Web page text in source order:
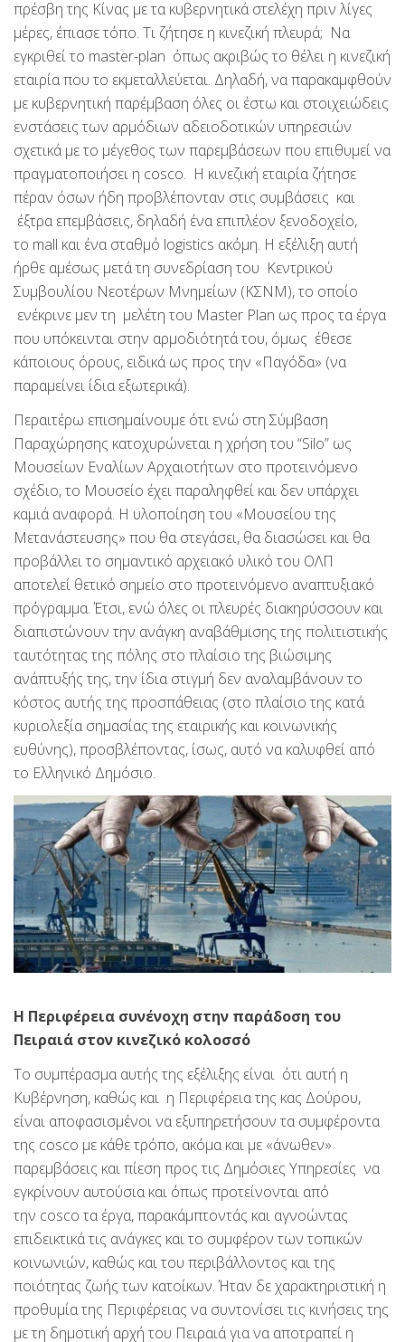
πρέσβη της Κίνας με τα κυβερνητικά στελέχη πριν λίγες
μέρες, έπιασε τόπο. Τι ζήτησε η κινεζική πλευρά; Να
εγκριθεί το master-plan όπως ακριβώς το θέλει η κινεζική
εταιρία που το εκμεταλλεύεται. Δηλαδή, να παρακαμφθούν
με κυβερνητική παρέμβαση όλες οι έστω και στοιχειώδεις
ενστάσεις των αρμόδιων αδειοδοτικών υπηρεσιών
σχετικά με το μέγεθος των παρεμβάσεων που επιθυμεί να
πραγματοποιήσει η cosco. Η κινεζική εταιρία ζήτησε
πέραν όσων ήδη προβλέπονταν στις συμβάσεις και
έξτρα επεμβάσεις, δηλαδή ένα επιπλέον ξενοδοχείο,
το mall και ένα σταθμό logistics ακόμη. Η εξέλιξη αυτή
ήρθε αμέσως μετά τη συνεδρίαση του Κεντρικού
Συμβουλίου Νεοτέρων Μνημείων (ΚΣΝΜ), το οποίο
ενέκρινε μεν τη μελέτη του Master Plan ως προς τα έργα
που υπόκεινται στην αρμοδιότητά του, όμως έθεσε
κάποιους όρους, ειδικά ως προς την «Παγόδα» (να
παραμείνει ίδια εξωτερικά).
Περαιτέρω επισημαίνουμε ότι ενώ στη Σύμβαση
Παραχώρησης κατοχυρώνεται η χρήση του “Silo” ως
Μουσείων Εναλίων Αρχαιοτήτων στο προτεινόμενο
σχέδιο, το Μουσείο έχει παραληφθεί και δεν υπάρχει
καμιά αναφορά. Η υλοποίηση του «Μουσείου της
Μετανάστευσης» που θα στεγάσει, θα διασώσει και θα
προβάλλει το σημαντικό αρχειακό υλικό του ΟΛΠ
αποτελεί θετικό σημείο στο προτεινόμενο αναπτυξιακό
πρόγραμμα. Έτσι, ενώ όλες οι πλευρές διακηρύσσουν και
διαπιστώνουν την ανάγκη αναβάθμισης της πολιτιστικής
ταυτότητας της πόλης στο πλαίσιο της βιώσιμης
ανάπτυξής της, την ίδια στιγμή δεν αναλαμβάνουν το
κόστος αυτής της προσπάθειας (στο πλαίσιο της κατά
κυριολεξία σημασίας της εταιρικής και κοινωνικής
ευθύνης), προσβλέποντας, ίσως, αυτό να καλυφθεί από
το Ελληνικό Δημόσιο.
Η Περιφέρεια συνένοχη στην παράδοση του
Πειραιά στον κινεζικό κολοσσό
Το συμπέρασμα αυτής της εξέλιξης είναι ότι αυτή η
Κυβέρνηση, καθώς και η Περιφέρεια της κας Δούρου,
είναι αποφασισμένοι να εξυπηρετήσουν τα συμφέροντα
της cosco με κάθε τρόπο, ακόμα και με «άνωθεν»
παρεμβάσεις και πίεση προς τις Δημόσιες Υπηρεσίες να
εγκρίνουν αυτούσια και όπως προτείνονται από
την cosco τα έργα, παρακάμπτοντάς και αγνοώντας
επιδεικτικά τις ανάγκες και το συμφέρον των τοπικών
κοινωνιών, καθώς και του περιβάλλοντος και της
ποιότητας ζωής των κατοίκων. Ήταν δε χαρακτηριστική η
προθυμία της Περιφέρειας να συντονίσει τις κινήσεις της
με τη δημοτική αρχή του Πειραιά για να αποτραπεί η